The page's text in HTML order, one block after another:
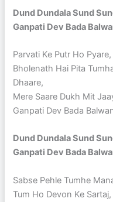
Dund Dundala Sund
Ganpati Dev Bada
Parvati Ke Putr Ho
Bholenath Hai Pita
Dhaare,
Mere Saare Dukh Mit
Ganpati Dev Bada
Dund Dundala Sund
Ganpati Dev Bada
Sabse Pehle Tumhe
Tum Ho Devon Ke